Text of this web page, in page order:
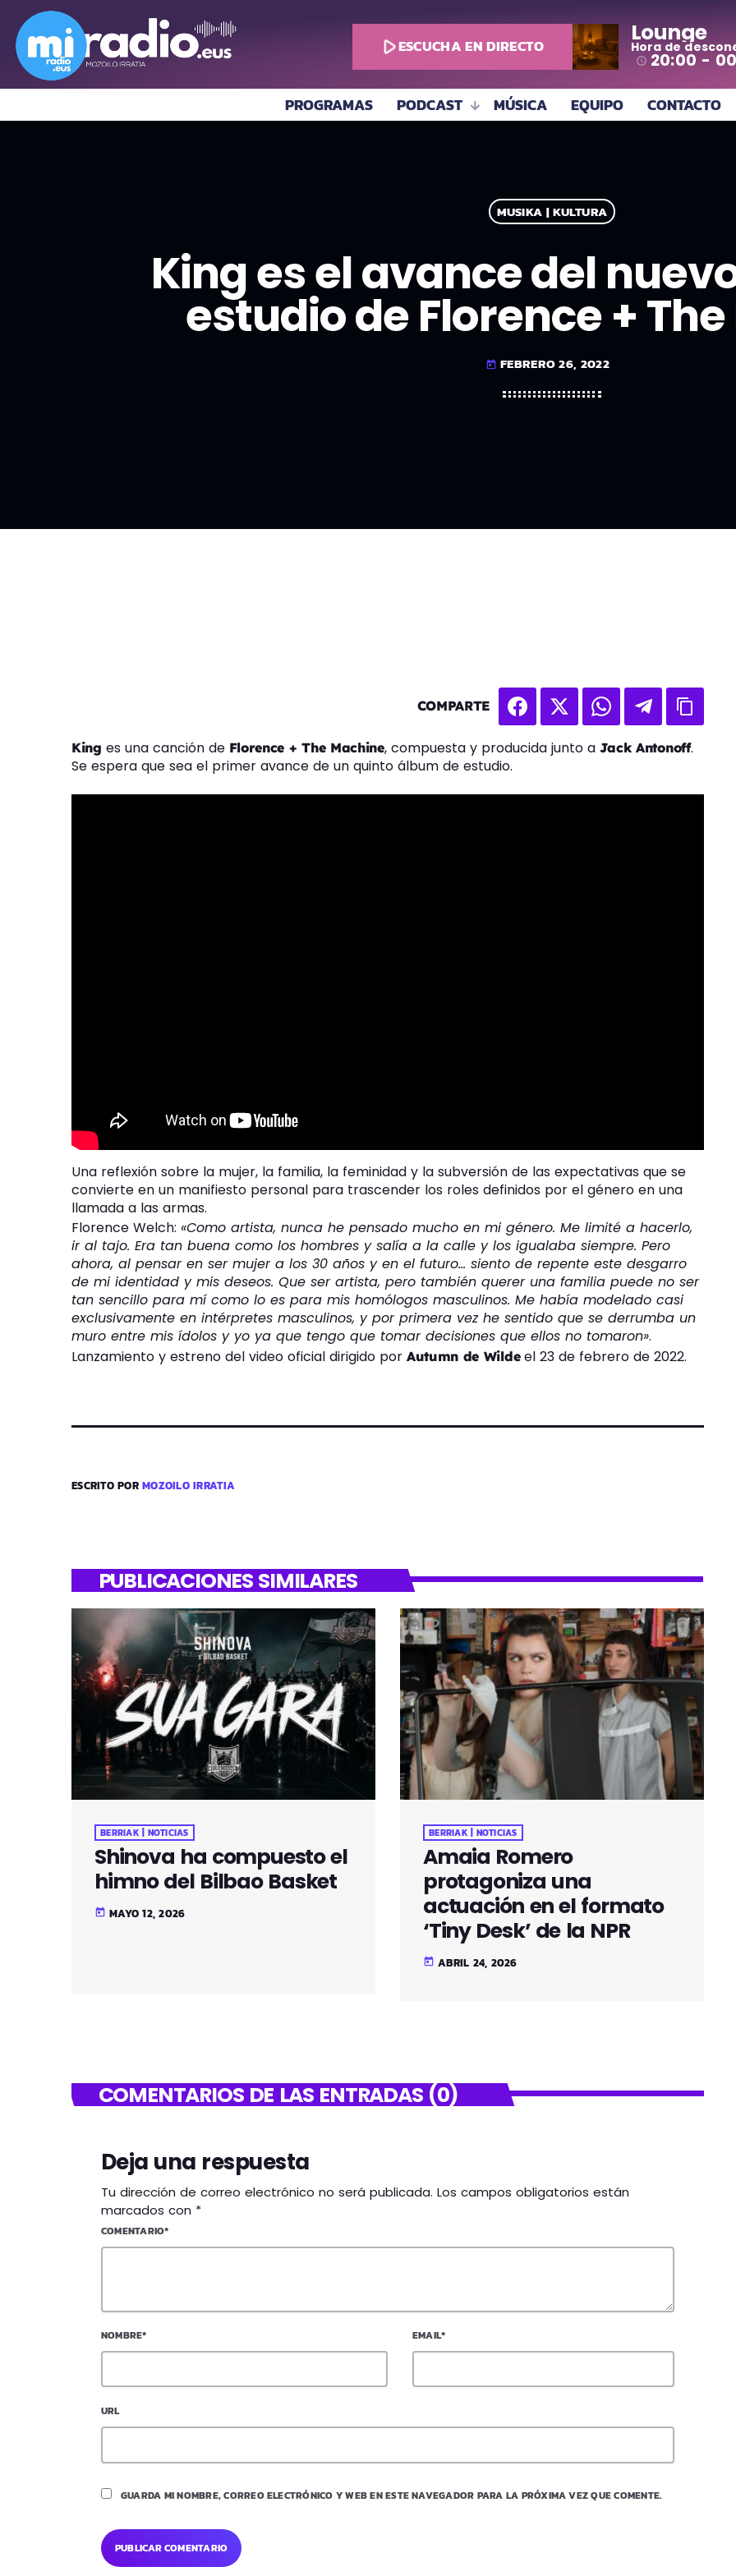
play_arrowESCUCHA EN DIRECTO Lounge
Hora de
todo
access_time 20:00 -
PROGRAMAS PODCAST MÚSICA EQUIPO CONTACTO
MUSIKA | KULTURA
King es el avance del
estudio de Florence +
today FEBRERO 26, 2022
COMPARTE
King es una canción de Florence + The Machine, compuesta y producida junto a Jack Antonoff.
Se espera que sea el primer avance de un quinto álbum de estudio.
Una reflexión sobre la mujer, la familia, la feminidad y la subversión de las expectativas que se
convierte en un manifiesto personal para trascender los roles definidos por el género en una
llamada a las armas.
Florence Welch: «Como artista, nunca he pensado mucho en mi género. Me limité a hacerlo,
ir al tajo. Era tan buena como los hombres y salía a la calle y los igualaba siempre. Pero
ahora, al pensar en ser mujer a los 30 años y en el futuro… siento de repente este desgarro
de mi identidad y mis deseos. Que ser artista, pero también querer una familia puede no ser
tan sencillo para mí como lo es para mis homólogos masculinos. Me había modelado casi
exclusivamente en intérpretes masculinos, y por primera vez he sentido que se derrumba un
muro entre mis ídolos y yo ya que tengo que tomar decisiones que ellos no tomaron».
Lanzamiento y estreno del video oficial dirigido por Autumn de Wildeel 23 de febrero de 2022.
ESCRITO PORMOZOILO IRRATIA
PUBLICACIONES SIMILARES
BERRIAK | NOTICIAS
Shinova ha compuesto el
himno del Bilbao Basket
today MAYO 12, 2026
BERRIAK | NOTICIAS
Amaia Romero
protagoniza una
actuación en el formato
‘Tiny Desk’ de la NPR
today ABRIL 24, 2026
COMENTARIOS DE LAS ENTRADAS (0)
Deja una respuesta
Tu dirección de correo electrónico no será publicada. Los campos obligatorios están
marcados con *
COMENTARIO*
NOMBRE* EMAIL*
URL
GUARDA MI NOMBRE, CORREO ELECTRÓNICO Y WEB EN ESTE NAVEGADOR PARA LA PRÓXIMA VEZ QUE COMENTE.